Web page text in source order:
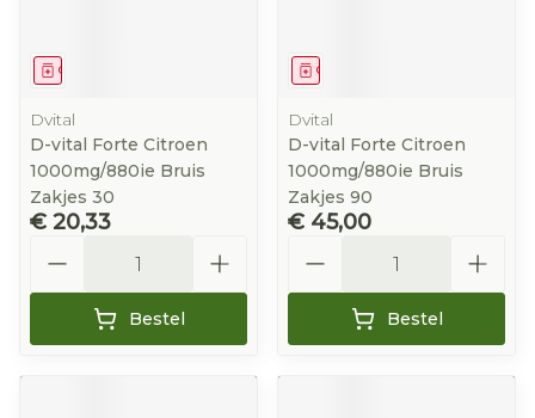
Geneesmiddel
Dvital
D-vital Forte Citroen
1000mg/880ie Bruis
Zakjes 30
€ 20,33
Bestel
Geneesmiddel
Dvital
D-vital Forte Citroen
1000mg/880ie Bruis
Zakjes 90
€ 45,00
Bestel